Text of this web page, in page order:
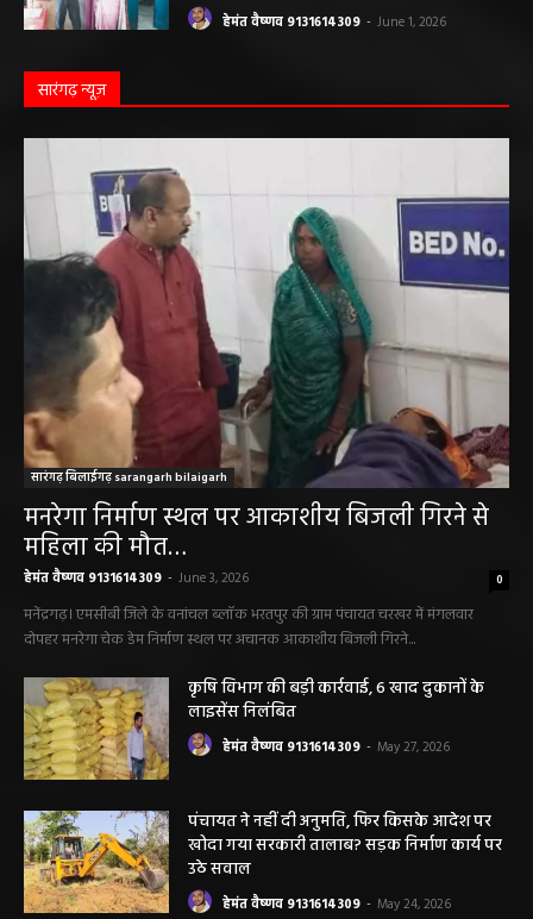
हेमंत वैष्णव 9131614309 - June 1, 2026
सारंगढ़ न्यूज़
सारंगढ़ बिलाईगढ़ sarangarh bilaigarh
मनरेगा निर्माण स्थल पर आकाशीय बिजली गिरने से
महिला की मौत…
हेमंत वैष्णव 9131614309 - June 3, 2026 0
मनेंद्रगढ़। एमसीबी जिले के वनांचल ब्लॉक भरतपुर की ग्राम पंचायत चरखर में मंगलवार
दोपहर मनरेगा चेक डेम निर्माण स्थल पर अचानक आकाशीय बिजली गिरने...
कृषि विभाग की बड़ी कार्रवाई, 6 खाद दुकानों के
लाइसेंस निलंबित
हेमंत वैष्णव 9131614309 - May 27, 2026
पंचायत ने नहीं दी अनुमति, फिर किसके आदेश पर
खोदा गया सरकारी तालाब? सड़क निर्माण कार्य पर
उठे सवाल
हेमंत वैष्णव 9131614309 - May 24, 2026